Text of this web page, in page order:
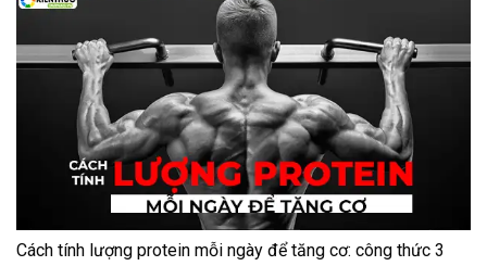
Cách tính lượng protein mỗi ngày để tăng cơ: công thức 3